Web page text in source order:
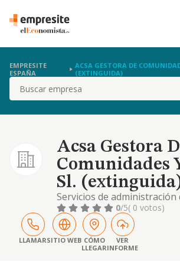
EMPRESITE
ESPAÑA
ACSA GESTORA DE
(EXTINGUIDA)
Buscar
Acsa Gestora
Comunidades
Sl.
Servicios de administración
de propietarios de edificios.
administración de
servicios de administración
de propietarios de
serviciosde administración
0/5( 0 votos)
LLAMARSITIO WEB CÓMO
LLEGAR
VER
INFORME